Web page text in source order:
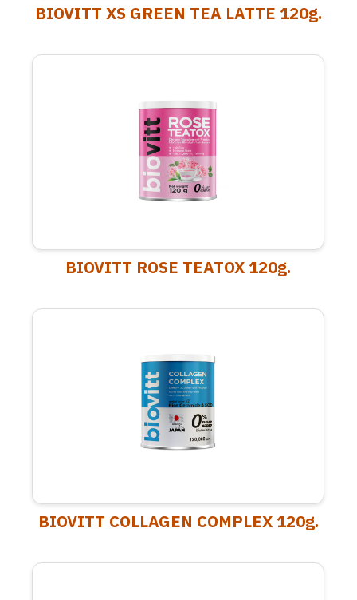
BIOVITT XS GREEN TEA LATTE 120g.
BIOVITT ROSE TEATOX 120g.
BIOVITT COLLAGEN COMPLEX 120g.